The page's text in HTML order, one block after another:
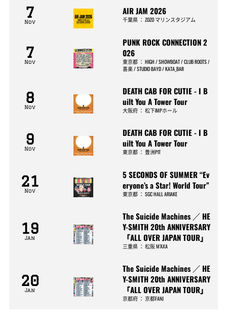
7
Nov
AIR JAM 2026
千葉県 ：ZOZO マリンスタジアム
7
Nov
PUNK ROCK CONNECTION 2
026
東京都 ：HIGH / SHOWBOAT / CLUB ROOTS /
喜楽 / STUDIO BAYD / KATA_BAR
8
Nov
DEATH CAB FOR CUTIE - I B
uilt You A Tower Tour
大阪府 ：松下IMPホール
9
Nov
DEATH CAB FOR CUTIE - I B
uilt You A Tower Tour
東京都 ：豊洲PIT
21
Nov
5 SECONDS OF SUMMER “Ev
eryone’s a Star! World Tour”
東京都 ：SGC HALL ARIAKE
19
Jan
The Suicide Machines ／ HE
Y-SMITH 20th ANNIVERSARY
「ALL OVER JAPAN TOUR」
三重県 ：松阪 M’AXA
20
Jan
The Suicide Machines ／ HE
Y-SMITH 20th ANNIVERSARY
「ALL OVER JAPAN TOUR」
京都府 ：京都FANJ